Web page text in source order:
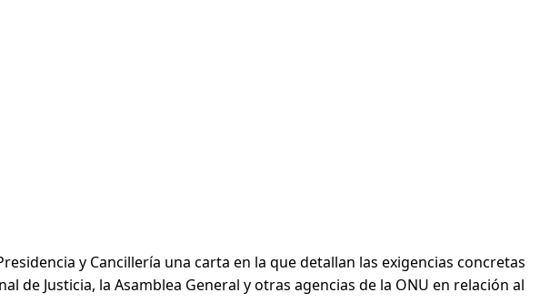
y Cancillería una carta en la que detallan las exigencias concretas
Justicia, la Asamblea General y otras agencias de la ONU en relación al